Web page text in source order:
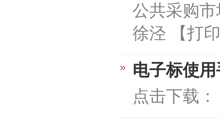
公共采购市
徐泾 【打
电子标使
点击下载